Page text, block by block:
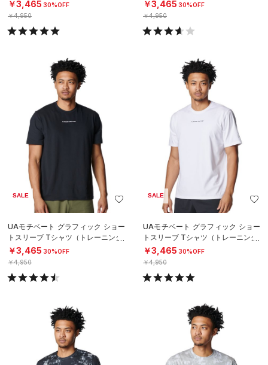
￥3,465 30%OFF
￥4,950
￥3,465 30%OFF
￥4,950
SALE
UAモチベート グラフィック ショー
トスリーブ Tシャツ（トレーニング/
MEN）
￥3,465 30%OFF
￥4,950
SALE
UAモチベート グラフィック ショー
トスリーブ Tシャツ（トレーニング/
MEN）
￥3,465 30%OFF
￥4,950